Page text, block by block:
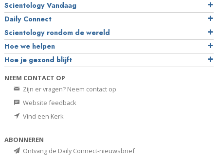
Scientology Vandaag
Daily Connect
Scientology rondom de wereld
Hoe we helpen
Hoe je gezond blijft
NEEM CONTACT OP
Zijn er vragen? Neem contact op
Website feedback
Vind een Kerk
ABONNEREN
Ontvang de Daily Connect-nieuwsbrief